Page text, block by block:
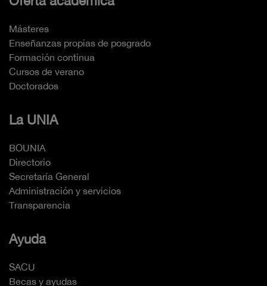
Másteres
Enseñanzas propias de posgrado
Formación continua
Cursos de verano
Doctorados
La UNIA
BOUNIA
Directorio
Secretaría General
Administración y servicios
Transparencia
Ayuda
SACU
Becas y ayudas